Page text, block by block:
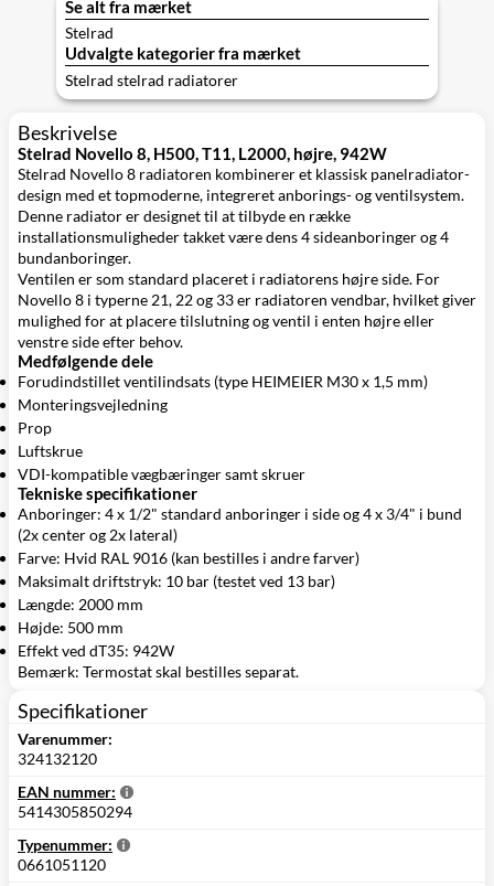
Se alt fra mærket
Stelrad
Udvalgte kategorier fra mærket
Stelrad stelrad radiatorer
Beskrivelse
Stelrad Novello 8, H500, T11, L2000, højre, 942W
Stelrad Novello 8 radiatoren kombinerer et klassisk panelradiator-
design med et topmoderne, integreret anborings- og ventilsystem.
Denne radiator er designet til at tilbyde en række
installationsmuligheder takket være dens 4 sideanboringer og 4
bundanboringer.
Ventilen er som standard placeret i radiatorens højre side. For
Novello 8 i typerne 21, 22 og 33 er radiatoren vendbar, hvilket giver
mulighed for at placere tilslutning og ventil i enten højre eller
venstre side efter behov.
Medfølgende dele
Forudindstillet ventilindsats (type HEIMEIER M30 x 1,5 mm)
Monteringsvejledning
Prop
Luftskrue
VDI-kompatible vægbæringer samt skruer
Tekniske specifikationer
Anboringer: 4 x 1/2" standard anboringer i side og 4 x 3/4" i bund
(2x center og 2x lateral)
Farve: Hvid RAL 9016 (kan bestilles i andre farver)
Maksimalt driftstryk: 10 bar (testet ved 13 bar)
Længde: 2000 mm
Højde: 500 mm
Effekt ved dT35: 942W
Bemærk: Termostat skal bestilles separat.
Specifikationer
Varenummer:
324132120
EAN nummer:
5414305850294
Typenummer:
0661051120